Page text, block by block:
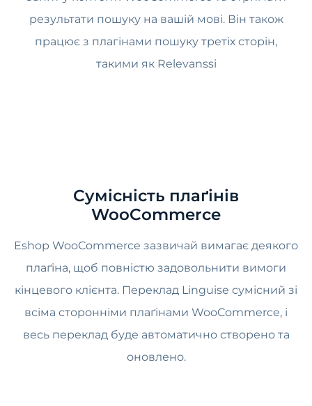
результати пошуку на вашій мові. Він також
працює з плагінами пошуку третіх сторін,
такими як Relevanssi
Сумісність плаґінів
WooCommerce
Eshop WooCommerce зазвичай вимагає деякого
плаґіна, щоб повністю задовольнити вимоги
кінцевого клієнта. Переклад Linguise сумісний зі
всіма сторонніми плаґінами WooCommerce, і
весь переклад буде автоматично створено та
оновлено.